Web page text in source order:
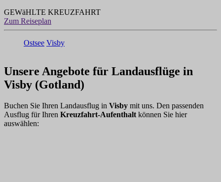
GEWäHLTE KREUZFAHRT
Zum Reiseplan
Ostsee Visby
Unsere Angebote für Landausflüge in
Visby (Gotland)
Buchen Sie Ihren Landausflug in Visby mit uns. Den passenden
Ausflug für Ihren Kreuzfahrt-Aufenthalt können Sie hier
auswählen: